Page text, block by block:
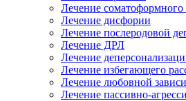
Лечение соматоформного
Лечение дисфории
Лечение послеродовой
Лечение ДРЛ
Лечение
Лечение избегающего
Лечение любовной
Лечение пассивно-